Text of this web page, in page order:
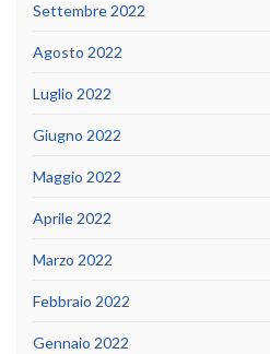
Settembre 2022
Agosto 2022
Luglio 2022
Giugno 2022
Maggio 2022
Aprile 2022
Marzo 2022
Febbraio 2022
Gennaio 2022